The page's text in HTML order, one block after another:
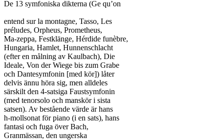
De 13 symfoniska dikterna (Ge qu’on
entend sur la montagne, Tasso, Les
préludes, Orpheus, Prometheus,
Ma-zeppa, Festklänge, Hérdide funèbre,
Hungaria, Hamlet, Hunnenschlacht
(efter en målning av Kaulbach), Die
Ideale, Von der Wiege bis zum Grabe
och Dantesymfonin [med kör]) låter
delvis ännu höra sig, men alldeles
särskilt den 4-satsiga Faustsymfonin
(med tenorsolo och manskör i sista
satsen). Av bestående värde är hans
h-mollsonat för piano (i en sats), hans
fantasi och fuga över Bach,
Granmässan, den ungerska